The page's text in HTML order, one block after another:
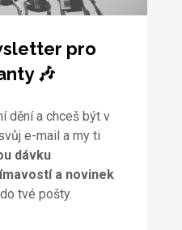
pro
🎶
dění a chceš být v
e-mail a my ti
dávku
a novinek
tvé pošty.